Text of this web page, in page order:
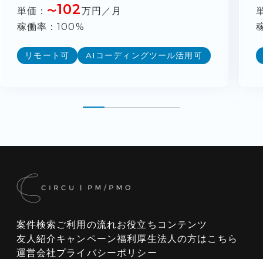
単価
〜102万円／月
稼働率
100%
リモート可 AIコーディングツール活用可
案件検索 ご利用の流れお役立ちコンテンツ
友人紹介キャンペーン福利厚生法人の方はこちら
運営会社プライバシーポリシー